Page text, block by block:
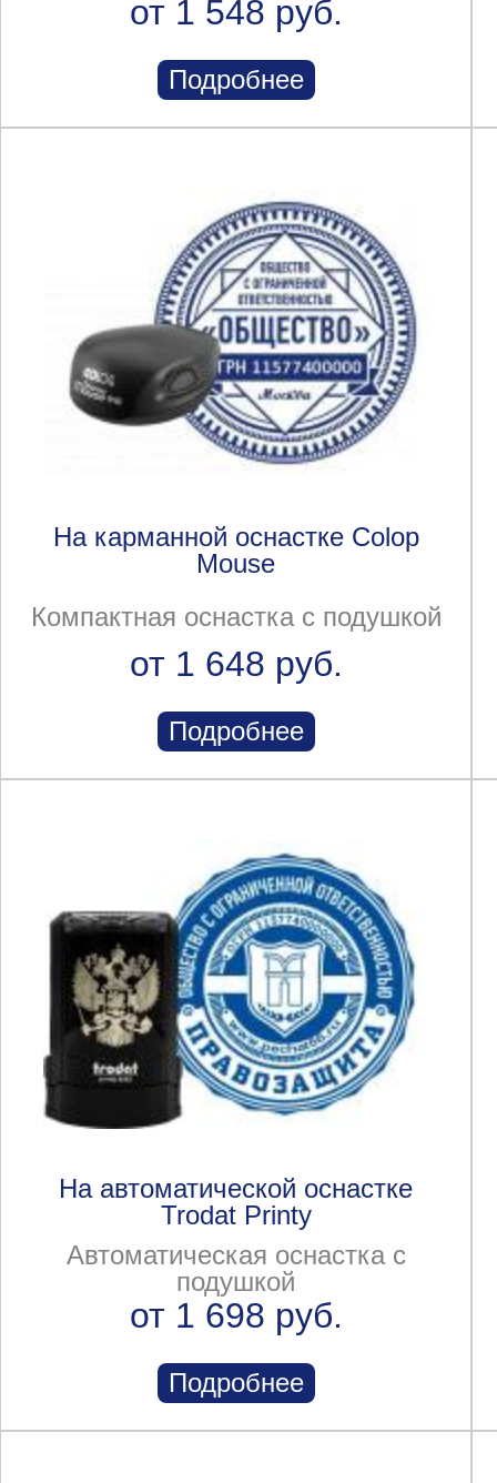
от 1 548 руб.
Подробнее
На карманной оснастке Colop
Mouse
Компактная оснастка с подушкой
от 1 648 руб.
Подробнее
На автоматической оснастке
Trodat Printy
Автоматическая оснастка с
подушкой
от 1 698 руб.
Подробнее